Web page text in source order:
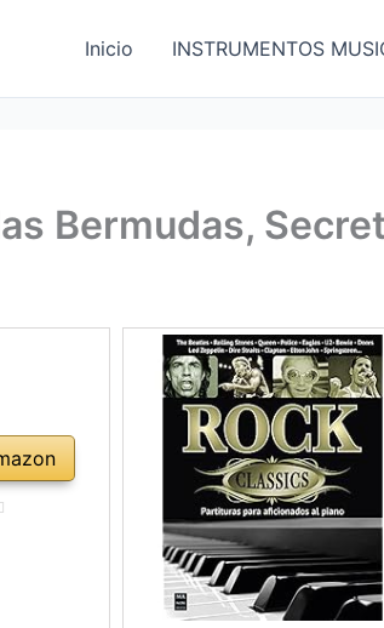
Inicio INSTRUMENTOS
Bermudas,